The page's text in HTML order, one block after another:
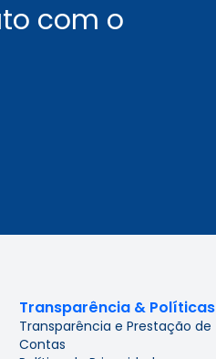
com o
Transparência & Políticas
Transparência e Prestação de
Contas